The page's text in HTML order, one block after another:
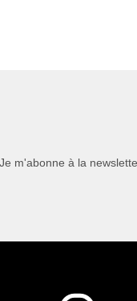
Je m'abonne à la